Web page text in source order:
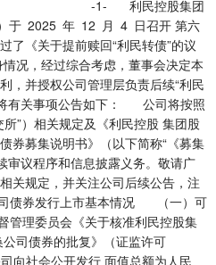
-1- 利民控股集团
）于 2025 年 12 月 4 日召开 第六
了《关于提前赎回“利民转债”的议
况，经过综合考虑，董事会决定本
，并授权公司管理层负责后续“利民
有关事项公告如下： 公司将按照
”）相关规定及《利民控股 集团股
券募集说明书》（以下简称“《募集
审议程序和信息披露义务。敬请广
关规定，并关注公司后续公告，注
债券发行上市基本情况 （一）可
理委员会《关于核准利民控股集
司债券的批复》（证监许可
向社会公开发行 面值总额为人民